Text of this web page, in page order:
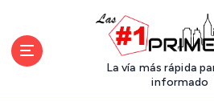
La vía más rápida
informado